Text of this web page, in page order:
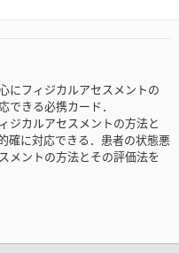
にフィジカルアセスメントの
きる必携カード．
ジカルアセスメントの方法と
確に対応できる．患者の状態悪
メントの方法とその評価法を